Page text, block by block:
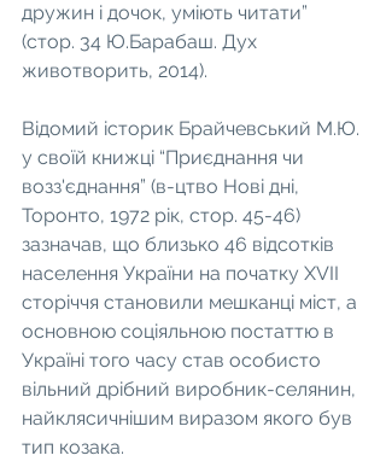
дружин і дочок, уміють читати”
(стор. 34 Ю.Барабаш. Дух
животворить, 2014).
Відомий історик Брайчевський М.Ю.
у своїй книжці “Приєднання чи
возз'єднання” (в-цтво Нові дні,
Торонто, 1972 рік, стор. 45-46)
зазначав, що близько 46 відсотків
населення України на початку ХVІІ
сторіччя становили мешканці міст, а
основною соціяльною постаттю в
Україні того часу став особисто
вільний дрібний виробник-селянин,
найклясичнішим виразом якого був
тип козака.